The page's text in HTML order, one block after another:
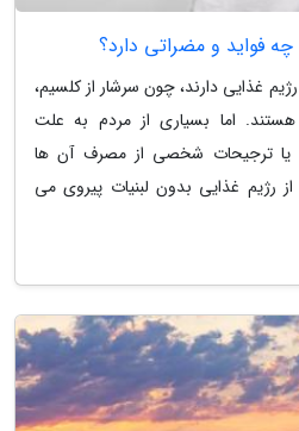
فواید و مضراتی دارد؟
غذایی دارند، چون سرشار از کلسیم،
اما بسیاری از مردم به علت
ترجیحات شخصی از مصرف آن ها
رژیم غذایی بدون لبنیات پیروی می